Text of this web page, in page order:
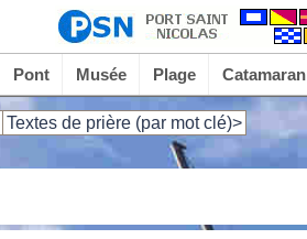
Pont Musée Plage Catamaran
Textes de prière (par mot clé)>